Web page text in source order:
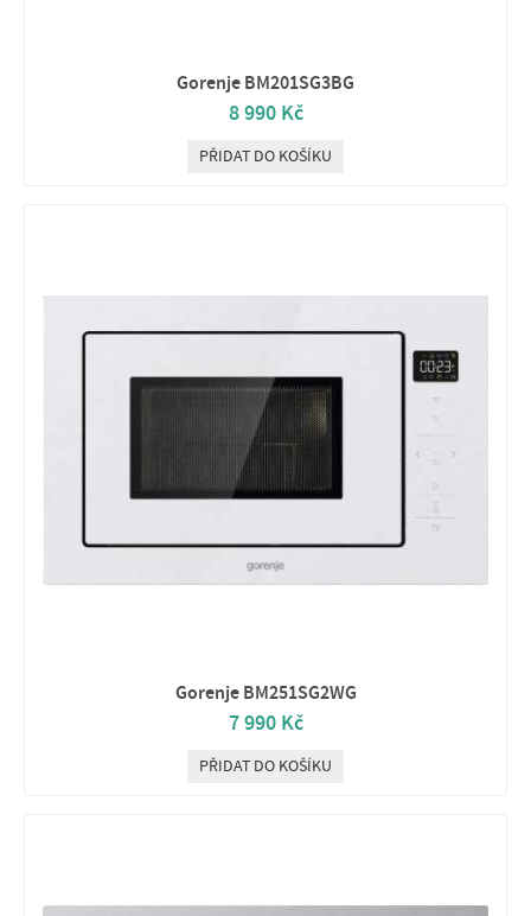
Gorenje BM201SG3BG
8 990 Kč
PŘIDAT DO KOŠÍKU
Gorenje BM251SG2WG
7 990 Kč
PŘIDAT DO KOŠÍKU